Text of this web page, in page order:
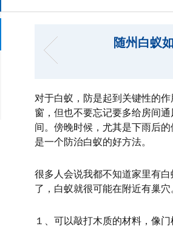
随州白蚁
对于白蚁，防是起到关键性的作
窗，但也不要忘记要多给房间
间。傍晚时候，尤其是下雨后
是一个防治白蚁的好方法。
很多人会说我都不知道家里有
了，白蚁就很可能在附近有巢穴
１、可以敲打木质的材料，像